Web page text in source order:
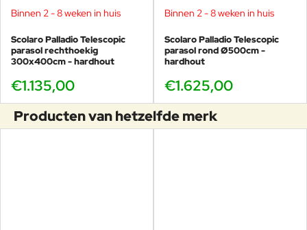
Binnen 2 - 8 weken in huis
Scolaro Palladio Telescopic
parasol rechthoekig
300x400cm - hardhout
€1.135,00
Binnen 2 - 8 weken in huis
Scolaro Palladio Telescopic
parasol rond Ø500cm -
hardhout
€1.625,00
Producten van hetzelfde merk